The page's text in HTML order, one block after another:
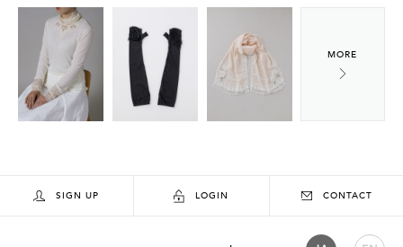
SIGN UP LOGIN CONTACT